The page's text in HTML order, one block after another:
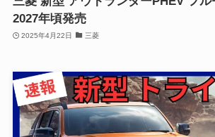
2027年頃発売
2025年4月22日 三菱